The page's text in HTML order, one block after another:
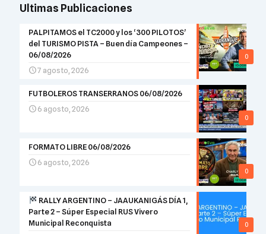
Ultimas Publicaciones
0
PALPITAMOS el TC2000 y los ‘300 PILOTOS’
del TURISMO PISTA – Buen día Campeones –
06/08/2026
7 agosto, 2026
0
FUTBOLEROS TRANSERRANOS 06/08/2026
6 agosto, 2026
0
FORMATO LIBRE 06/08/2026
6 agosto, 2026
0
RALLY ARGENTINO – JAAUKANIGÁS DÍA 1,
Parte 2 – Súper Especial RUS Vivero
Municipal Reconquista